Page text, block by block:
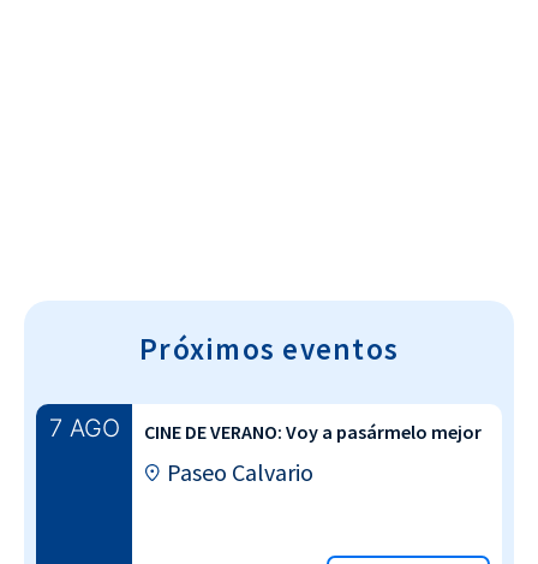
Próximos eventos
7 AGO CINE DE VERANO: Voy a pasármelo mejor
Paseo Calvario